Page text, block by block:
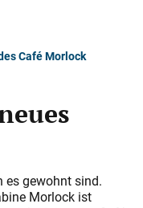
Café Morlock
es gewohnt sind.
Morlock ist